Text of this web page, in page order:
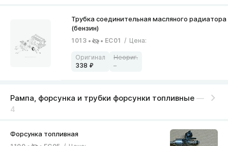
1013 EC01 / Цена:
338 –
Рампа, форсунка и трубки форсунки топливные —
4